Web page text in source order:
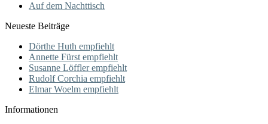
Auf dem Nachttisch
Neueste Beiträge
Dörthe Huth empfiehlt
Annette Fürst empfiehlt
Susanne Löffler empfiehlt
Rudolf Corchia empfiehlt
Elmar Woelm empfiehlt
Informationen